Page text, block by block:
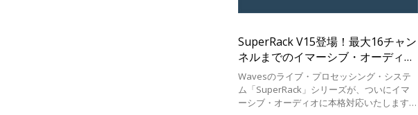
SuperRack V15登場！最大16チャン
ネルまでのイマーシブ・オーディオ
に対応！
Wavesのライブ・プロセッシング・システ
ム「SuperRack」シリーズが、ついにイマ
ーシブ・オーディオに本格対応いたします。